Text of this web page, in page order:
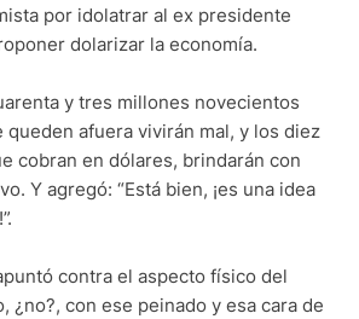
por idolatrar al ex presidente
dolarizar la economía.
y tres millones novecientos
queden afuera vivirán mal, y los diez
cobran en dólares, brindarán con
Y agregó: “Está bien, ¡es una idea
contra el aspecto físico del
¿no?, con ese peinado y esa cara de